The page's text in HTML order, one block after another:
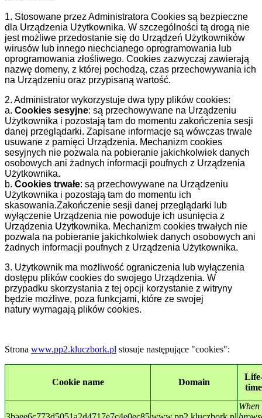
1. Stosowane przez Administratora Cookies są bezpieczne
dla Urządzenia Użytkownika. W szczególności tą drogą nie
jest możliwe przedostanie się do Urządzeń Użytkowników
wirusów lub innego niechcianego oprogramowania lub
oprogramowania złośliwego. Cookies zazwyczaj zawierają
nazwę domeny, z której pochodzą, czas przechowywania ich
na Urządzeniu oraz przypisaną wartość.
2. Administrator wykorzystuje dwa typy plików cookies:
a. Cookies sesyjne: są przechowywane na Urządzeniu
Użytkownika i pozostają tam do momentu zakończenia sesji
danej przeglądarki. Zapisane informacje są wówczas trwale
usuwane z pamięci Urządzenia. Mechanizm cookies
sesyjnych nie pozwala na pobieranie jakichkolwiek danych
osobowych ani żadnych informacji poufnych z Urządzenia
Użytkownika.
b. Cookies trwałe: są przechowywane na Urządzeniu
Użytkownika i pozostają tam do momentu ich
skasowania.Zakończenie sesji danej przeglądarki lub
wyłączenie Urządzenia nie powoduje ich usunięcia z
Urządzenia Użytkownika. Mechanizm cookies trwałych nie
pozwala na pobieranie jakichkolwiek danych osobowych ani
żadnych informacji poufnych z Urządzenia Użytkownika.
3. Użytkownik ma możliwość ograniczenia lub wyłączenia
dostępu plików cookies do swojego Urządzenia. W
przypadku skorzystania z tej opcji korzystanie z witryny
będzie możliwe, poza funkcjami, które ze swojej
natury wymagają plików cookies.
Strona www.pp2.kluczbork.pl stosuje następujące "cookies":
Cookie name Domain
time
When